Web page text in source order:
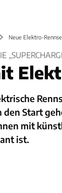
Neue Elektro-
den Start
mit
ist.